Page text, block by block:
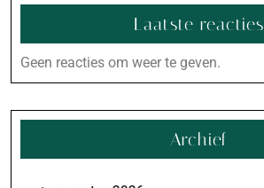
Laatste reacties
Geen reacties om weer te geven.
Archief